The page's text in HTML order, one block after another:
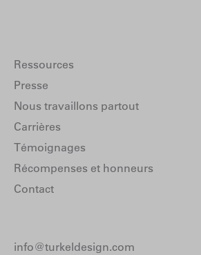
Ressources
Presse
Nous travaillons partout
Carrières
Témoignages
Récompenses et honneurs
Contact
info@turkeldesign.com